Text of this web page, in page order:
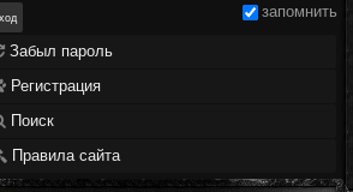
запомнить
Забыл пароль
Регистрация
Поиск
Правила сайта